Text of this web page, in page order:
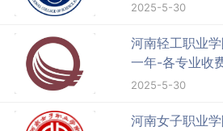
2025-5-30
河南轻工职业
一年-各专业收
2025-5-30
河南女子职业